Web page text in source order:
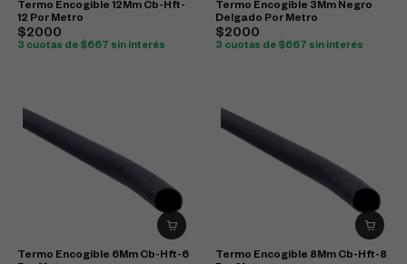
Termo Encogible 12Mm Cb-Hft-
12 Por Metro
$2000
3 cuotas de $667 sin interés
Termo Encogible 3Mm Negro
Delgado Por Metro
$2000
3 cuotas de $667 sin interés
Termo Encogible 6Mm Cb-Hft-6
Termo Encogible 8Mm Cb-Hft-8